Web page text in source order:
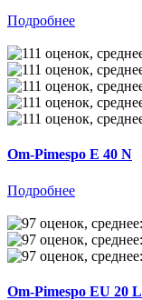
Подробнее
Om-Pimespo E 40 N
Подробнее
Om-Pimespo EU 20 L